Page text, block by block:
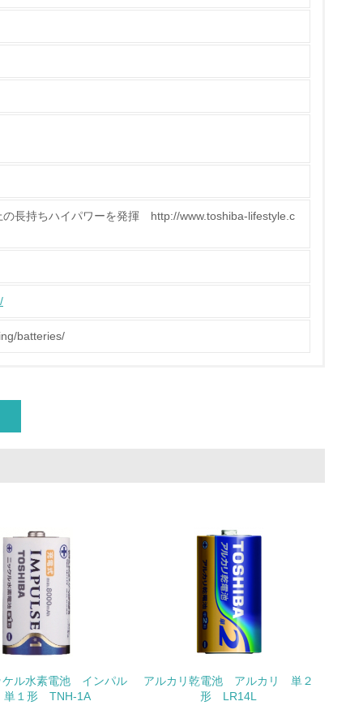
造・販売
的な販売目標や計画を立てている
標や計画を立てている
の長持ちハイパワーを発揮 http://www.toshiba-lifestyle.c
batteries/
ケル水素電池 インパル
１形 TNH-1A
アルカリ乾電池 アルカリ 単２
形 LR14L